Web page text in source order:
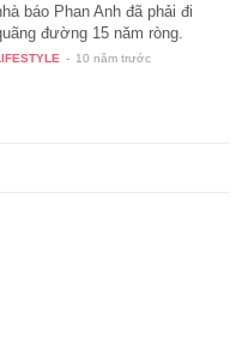
báo Phan Anh đã phải đi
đường 15 năm ròng.
- 10 năm trước